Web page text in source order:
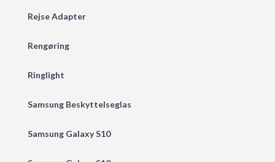
Rejse Adapter
Rengøring
Ringlight
Samsung Beskyttelseglas
Samsung Galaxy S10